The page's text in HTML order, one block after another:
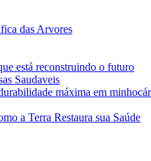
das Arvores
está reconstruindo o futuro
Saudaveis
máxima em
a Terra Restaura sua Saúde